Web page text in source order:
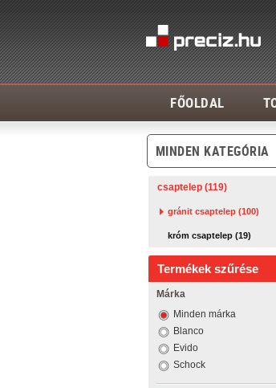
FŐOLDAL
MINDEN KATEGÓRIA
csaptelep (119)
gránit csaptelep (100)
króm csaptelep (19)
Termékek szűrése
Márka
Minden márka
Blanco
Evido
Schock